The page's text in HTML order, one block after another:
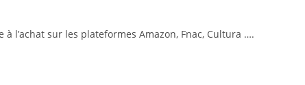
à l’achat sur les plateformes Amazon, Fnac, Cultura ….